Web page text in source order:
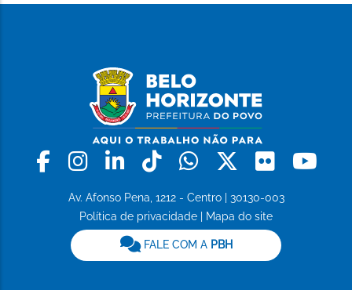
Facebook
Instagram
LinkedinTiktokWhatsapp
X Flickr
Av. Afonso Pena, 1212 - Centro | 30130-003
Política de privacidade
Mapa do site
FALE COM A PBH